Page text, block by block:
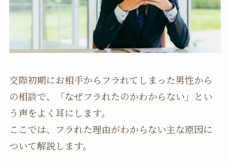
交際初期にお相手からフラれてしまった男性から
の相談で、「なぜフラれたのかわからない」とい
う声をよく耳にします。
ここでは、フラれた理由がわからない主な原因に
ついて解説します。